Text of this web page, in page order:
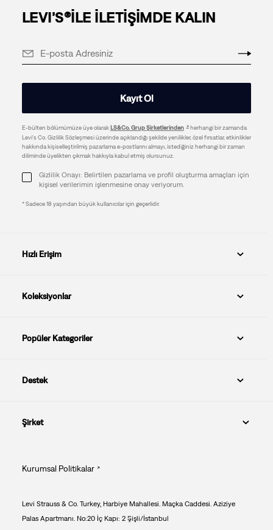
LEVI’S®İLE İLETİŞİMDE KALIN
Kayıt Ol
E-bülten bölümümüze üye olarakLS&Co. Grup Şirketlerinden
herhangi bir zamanda
Levi's Co. Gizlilik Sözleşmesi üzerinde açıklandığı şekilde yenilikler, özel fırsatlar, etkinlikler
hakkında kişiselleştirilmiş pazarlama e-postlarını almayı, istediğiniz herhangi bir zaman
diliminde üyelikten çıkmak hakkıyla kabul etmiş olursunuz.
Gizlilik Onayı: Belirtilen pazarlama ve profil oluşturma amaçları için
kişisel verilerimin işlenmesine onay veriyorum.
* Sadece 18 yaşından büyük kullanıcılar için geçerlidir.
Hızlı Erişim
Koleksiyonlar
Popüler Kategoriler
Destek
Şirket
Kurumsal Politikalar
Levi Strauss & Co. Turkey, Harbiye Mahallesi. Maçka Caddesi. Aziziye
Palas Apartmanı. No:20 İç Kapı: 2 Şişli/İstanbul